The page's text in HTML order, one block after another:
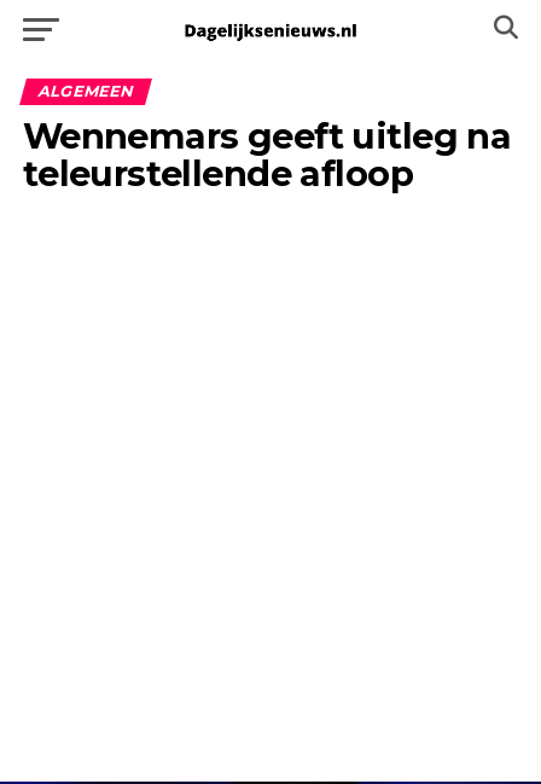
ALGEMEEN
Wennemars geeft uitleg na
teleurstellende afloop